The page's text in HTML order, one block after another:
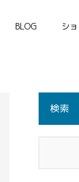
BLOG シ
検索